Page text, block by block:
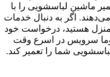
ماشین لباسشویی را با
می‌دهند. اگر به دنبال خدمات
هستید، درخواست خود
سرویس در اسرع وقت
شما را تعمیر کند.